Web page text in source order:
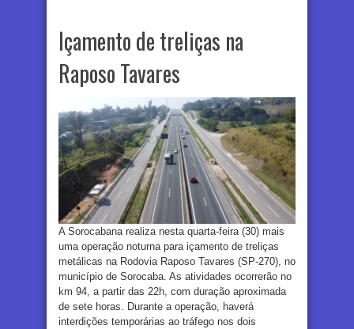
Içamento de treliças na
Raposo Tavares
A Sorocabana realiza nesta quarta-feira (30) mais
uma operação noturna para içamento de treliças
metálicas na Rodovia Raposo Tavares (SP-270), no
município de Sorocaba. As atividades ocorrerão no
km 94, a partir das 22h, com duração aproximada
de sete horas. Durante a operação, haverá
interdições temporárias ao tráfego nos dois